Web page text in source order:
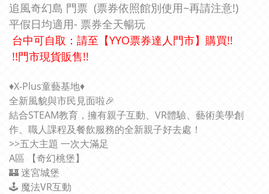
追風奇幻島 門票 (票券依照館別使用~再請注意!)
平假日均適用- 票券全天暢玩
台中可自取：請至【YYO票券達人門市】購買!!
!!門市現貨販售!!
♦️X-Plus童藝基地♦️
全新風貌與市民見面啦🎉
結合STEAM教育，擁有親子互動、VR體驗、藝術美學創
作、職人課程及餐飲服務的全新親子好去處！
>>五大主題 一次大滿足
A區 【奇幻桃堡】
🏰 迷宮城堡
🕹 魔法VR互動